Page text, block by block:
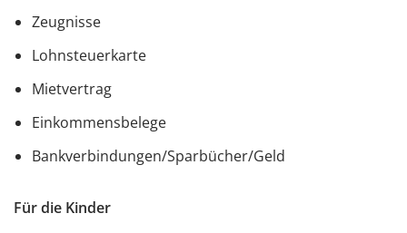
Zeugnisse
Lohnsteuerkarte
Mietvertrag
Einkommensbelege
Bankverbindungen/Sparbücher/Geld
Für die Kinder